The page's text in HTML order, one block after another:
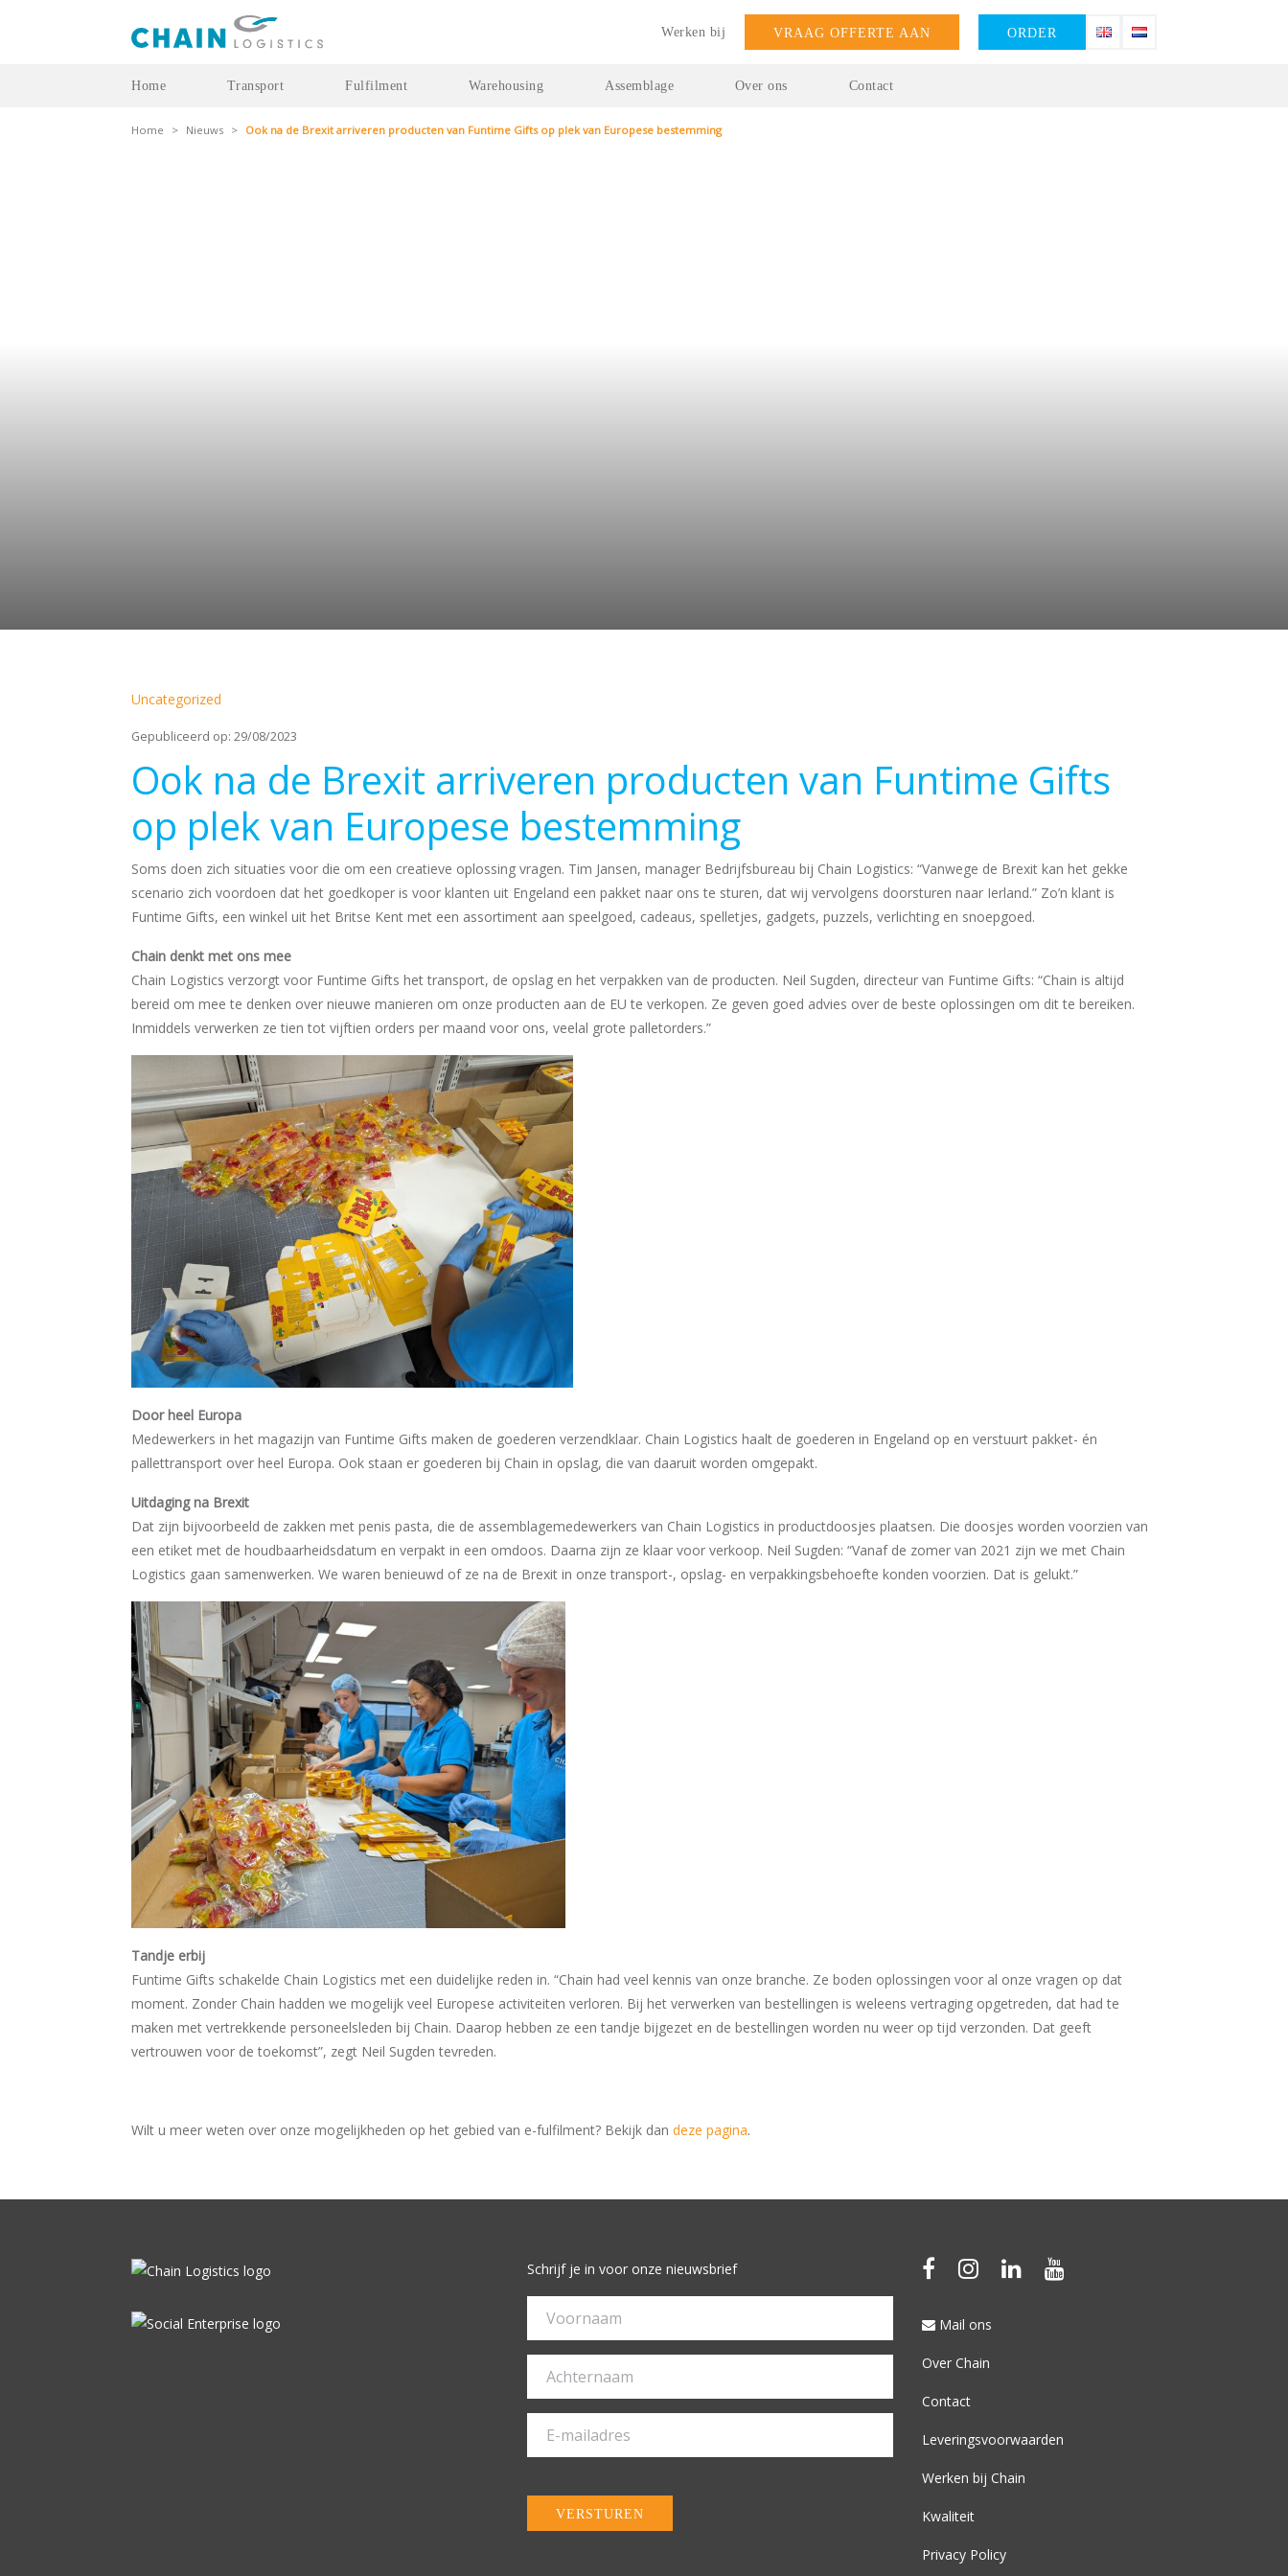
Werken bij VRAAG OFFERTE AAN ORDER
Home Transport Fulfilment Warehousing Assemblage Over ons Contact
Home > Nieuws > Ook na de Brexit arriveren producten van Funtime Gifts op plek van Europese bestemming
Uncategorized
Gepubliceerd op: 29/08/2023
Ook na de Brexit arriveren producten van Funtime Gifts
op plek van Europese bestemming
Soms doen zich situaties voor die om een creatieve oplossing vragen. Tim Jansen, manager Bedrijfsbureau bij Chain Logistics: “Vanwege de Brexit kan het gekke
scenario zich voordoen dat het goedkoper is voor klanten uit Engeland een pakket naar ons te sturen, dat wij vervolgens doorsturen naar Ierland.” Zo’n klant is
Funtime Gifts, een winkel uit het Britse Kent met een assortiment aan speelgoed, cadeaus, spelletjes, gadgets, puzzels, verlichting en snoepgoed.
Chain denkt met ons mee
Chain Logistics verzorgt voor Funtime Gifts het transport, de opslag en het verpakken van de producten. Neil Sugden, directeur van Funtime Gifts: “Chain is altijd
bereid om mee te denken over nieuwe manieren om onze producten aan de EU te verkopen. Ze geven goed advies over de beste oplossingen om dit te bereiken.
Inmiddels verwerken ze tien tot vijftien orders per maand voor ons, veelal grote palletorders.”
Door heel Europa
Medewerkers in het magazijn van Funtime Gifts maken de goederen verzendklaar. Chain Logistics haalt de goederen in Engeland op en verstuurt pakket- én
pallettransport over heel Europa. Ook staan er goederen bij Chain in opslag, die van daaruit worden omgepakt.
Uitdaging na Brexit
Dat zijn bijvoorbeeld de zakken met penis pasta, die de assemblagemedewerkers van Chain Logistics in productdoosjes plaatsen. Die doosjes worden voorzien van
een etiket met de houdbaarheidsdatum en verpakt in een omdoos. Daarna zijn ze klaar voor verkoop. Neil Sugden: “Vanaf de zomer van 2021 zijn we met Chain
Logistics gaan samenwerken. We waren benieuwd of ze na de Brexit in onze transport-, opslag- en verpakkingsbehoefte konden voorzien. Dat is gelukt.”
Tandje erbij
Funtime Gifts schakelde Chain Logistics met een duidelijke reden in. “Chain had veel kennis van onze branche. Ze boden oplossingen voor al onze vragen op dat
moment. Zonder Chain hadden we mogelijk veel Europese activiteiten verloren. Bij het verwerken van bestellingen is weleens vertraging opgetreden, dat had te
maken met vertrekkende personeelsleden bij Chain. Daarop hebben ze een tandje bijgezet en de bestellingen worden nu weer op tijd verzonden. Dat geeft
vertrouwen voor de toekomst”, zegt Neil Sugden tevreden.
Wilt u meer weten over onze mogelijkheden op het gebied van e-fulfilment? Bekijk dan deze pagina.
Schrijf je in voor onze nieuwsbrief
VERSTUREN
Mail ons
Over Chain
Contact
Leveringsvoorwaarden
Werken bij Chain
Kwaliteit
Privacy Policy